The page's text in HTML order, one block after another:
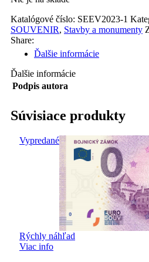
Katalógové číslo: SEEV2023-1
SOUVENIR, Stavby a monumenty
Share:
Ďalšie informácie
Ďalšie informácie
Podpis autora
Súvisiace produkty
Vypredané
Rýchly náhľad
Viac info